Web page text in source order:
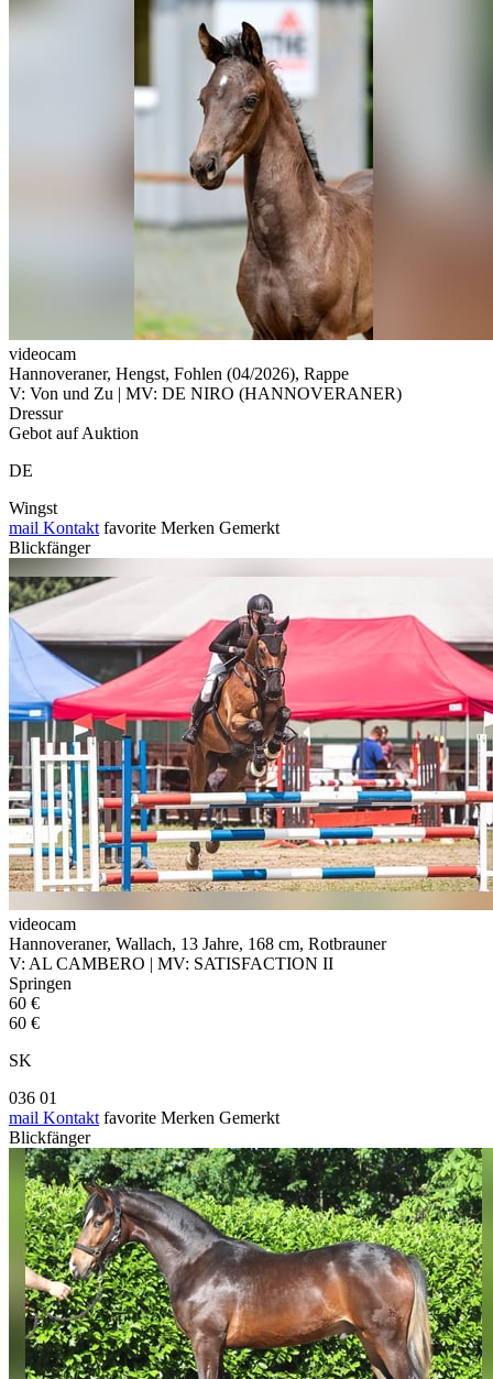
videocam
Hannoveraner, Hengst, Fohlen (04/2026), Rappe
V: Von und Zu | MV: DE NIRO (HANNOVERANER)
Dressur
Gebot auf Auktion
DE
Wingst
mail Kontakt favorite Merken Gemerkt
Blickfänger
videocam
Hannoveraner, Wallach, 13 Jahre, 168 cm, Rotbrauner
V: AL CAMBERO | MV: SATISFACTION II
Springen
60 €
60 €
SK
036 01
mail Kontakt favorite Merken Gemerkt
Blickfänger